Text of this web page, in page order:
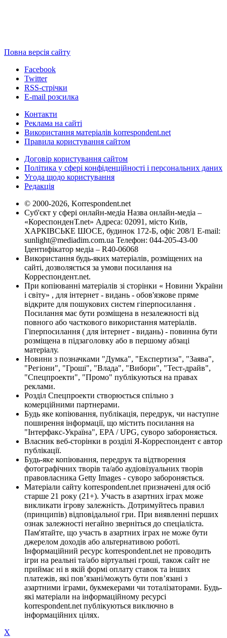
Повна версія сайту
Facebook
Twitter
RSS-стрічки
E-mail розсилка
Контакти
Реклама на сайті
Використання матеріалів korrespondent.net
Правила користування сайтом
Договір користування сайтом
Політика у сфері конфіденційності і персональних даних
Угода щодо користування
Редакція
© 2000-2026, Korrespondent.net
Суб'єкт у сфері онлайн-медіа Назва онлайн-медіа –
«КореспонденТ.net» Адреса: 02091, місто Київ,
ХАРКІВСЬКЕ ШОСЕ, будинок 172-Б, офіс 208/1 E-mail:
sunlight@mediadim.com.ua Телефон: 044-205-43-00
Ідентифікатор медіа – R40-06068
Використання будь-яких матеріалів, розміщених на
сайті, дозволяється за умови посилання на
Корреспондент.net.
При копіюванні матеріалів зі сторінки « Новини України
і світу» , для інтернет - видань - обов'язкове пряме
відкрите для пошукових систем гіперпосилання .
Посилання має бути розміщена в незалежності від
повного або часткового використання матеріалів.
Гіперпосилання ( для інтернет - видань) - повинна бути
розміщена в підзаголовку або в першому абзаці
матеріалу.
Новини з позначками "Думка", "Експертиза", "Заява",
"Регіони", "Гроші", "Влада", "Вибори", "Тест-драйв",
"Спецпроекти", "Промо" публікуються на правах
реклами.
Розділ Спецпроекти створюється спільно з
комерційними партнерами.
Будь яке копіювання, публікація, передрук, чи наступне
поширення інформації, що містить посилання на
"Інтерфакс-Україна", EPA / UPG, суворо забороняється.
Власник веб-сторінки в розділі Я-Корреспондент є автор
публікації.
Будь-яке копіювання, передрук та відтворення
фотографічних творів та/або аудіовізуальних творів
правовласника Getty Images - суворо забороняється.
Матеріали сайту korrespondent.net призначені для осіб
старше 21 року (21+). Участь в азартних іграх може
викликати ігрову залежність. Дотримуйтесь правил
(принципів) відповідальної гри. При виявленні перших
ознак залежності негайно зверніться до спеціаліста.
Пам'ятайте, що участь в азартних іграх не може бути
джерелом доходів або альтернативою роботі.
Інформаційний ресурс korrespondent.net не проводить
ігри на реальні та/або віртуальні гроші, також сайт не
приймає ні в якій формі оплату ставок та інших
платежів, які пов’язані/можуть бути пов’язані з
азартними іграми, букмекерами чи тоталізаторами. Будь-
які матеріали на інформаційному ресурсі
korrespondent.net публікуються виключно в
інформаційних цілях.
X